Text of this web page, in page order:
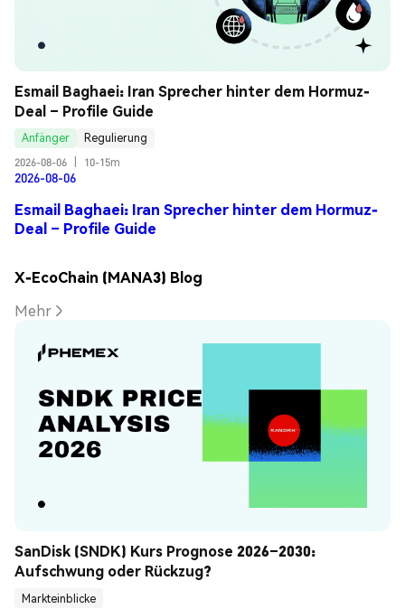
Esmail Baghaei: Iran Sprecher hinter dem Hormuz-
Deal – Profile Guide
Anfänger
Regulierung
2026-08-06
10-15m
2026-08-06
Esmail Baghaei: Iran Sprecher hinter dem Hormuz-
Deal – Profile Guide
X-EcoChain (MANA3) Blog
Mehr
SanDisk (SNDK) Kurs Prognose 2026–2030:
Aufschwung oder Rückzug?
Markteinblicke